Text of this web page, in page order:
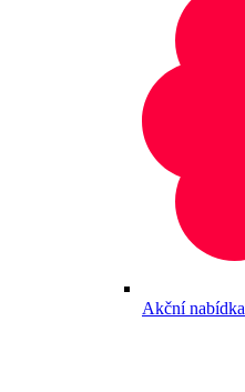
Akční nabídka